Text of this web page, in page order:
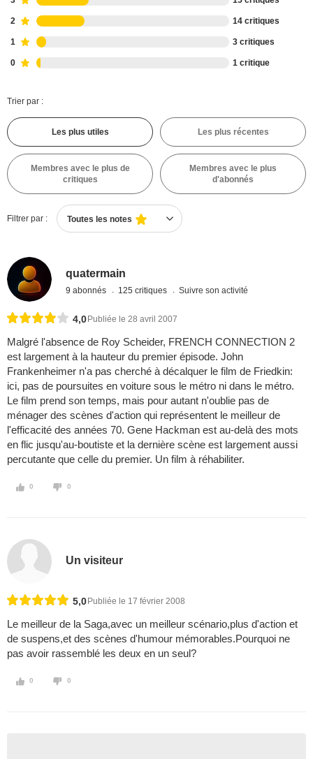
2 14 critiques
1 3 critiques
0 1 critique
Trier par :
Les plus utiles Les plus récentes
Membres avec le plus de
critiques
Membres avec le plus
d'abonnés
Filtrer par : Toutes les notes
quatermain
9 abonnés 125 critiques Suivre son activité
4,0 Publiée le 28 avril 2007
Malgré l'absence de Roy Scheider, FRENCH CONNECTION 2
est largement à la hauteur du premier épisode. John
Frankenheimer n'a pas cherché à décalquer le film de Friedkin:
ici, pas de poursuites en voiture sous le métro ni dans le métro.
Le film prend son temps, mais pour autant n'oublie pas de
ménager des scènes d'action qui représentent le meilleur de
l'efficacité des années 70. Gene Hackman est au-delà des mots
en flic jusqu'au-boutiste et la dernière scène est largement aussi
percutante que celle du premier. Un film à réhabiliter.
0 0
Un visiteur
5,0 Publiée le 17 février 2008
Le meilleur de la Saga,avec un meilleur scénario,plus d'action et
de suspens,et des scènes d'humour mémorables.Pourquoi ne
pas avoir rassemblé les deux en un seul?
0 0